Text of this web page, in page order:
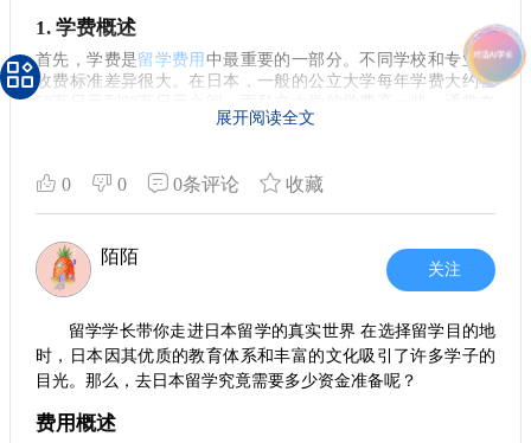
活。
5. 文化适应与交友
留学不仅仅是学术上的追求，也是文化上的碰撞。在
，会接触到与自己文化截然不同的生活方式和价值观。这
艰难。建议你多参加校园活动，主动认识来自世界各地的朋
拓宽视野的黄金机会。希望这些小建议能为你的留学之路提供
一些帮助，让你在日本的学习生活更加顺利与丰富。无论遇到
4. 学费与生活支出预算建议
做出合理的财务预算是留学生活的重要一环。除了学费和
基本的生活费，还要考虑到一些额外的支出，例如交通、教材
以及偶尔的娱乐活动。因此，建议大家在留学前做好充分的准
备和规划，以确保生活的舒适。
对于预算有限的同学，可以考虑选择公立大学或社区大
寻找合租或与其他留学生一起住，既能省下一笔房租，也能享
受到共享生活的乐趣。 留学日本，虽然费用不低，但是在打工
和合理规划下，完全可以实现经济独立。在做出选择前，多了
解一些前辈的经历和建议，能帮助你更顺利地完成留学之路。
希望我的分享能对准备赴日留学的你有所帮助，祝你们学业顺
利，生活愉快！
1. 学费概述
首先，学费是留学费用 中最重要的一部分。不同学校和专业的
收费标准差异很大。在日本，一般的公立大学每年学费大约在
80万日元到150万日元不等。值得注意的是，某些顶尖院校的学
2. 生活费用
接下来，生活费用也是大家需要考虑的。根据个人的生活方
式，月生活费大致在8万到15万日元之间。这个范围涵盖了住
宿、吃饭、交通、娱乐等日常开支。如果选择在东京留学，生
其是在市中心区域。 对于住宿，留学生通常选择合租或学生宿
舍。租金从3万日元到8万日元不等，地点和设施的不同会影响
价格。而在饮食方面，自己做饭会显著降低费用，特别是在节
省时间和金钱方面非常有效。
3. 专业费用
展开阅读全文
0 0 0条评论 收藏
陌陌
关注
留学学长带你走进日本留学的真实世界 在选择留学目的地
时，日本因其优质的教育体系和丰富的文化吸引了许多学子的
目光。那么，去日本留学究竟需要多少资金准备呢？
费用概述